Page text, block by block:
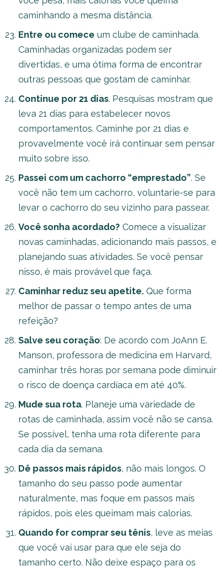
caminhando a mesma distância.
Entre ou comece um clube de caminhada.
Caminhadas organizadas podem ser
divertidas, e uma ótima forma de encontrar
outras pessoas que gostam de caminhar.
Continue por 21 dias. Pesquisas mostram que
leva 21 dias para estabelecer novos
comportamentos. Caminhe por 21 dias e
provavelmente você irá continuar sem pensar
muito sobre isso.
Passei com um cachorro “emprestado”. Se
você não tem um cachorro, voluntarie-se para
levar o cachorro do seu vizinho para passear.
Você sonha acordado? Comece a visualizar
novas caminhadas, adicionando mais passos, e
planejando suas atividades. Se você pensar
nisso, é mais provável que faça.
Caminhar reduz seu apetite. Que forma
melhor de passar o tempo antes de uma
refeição?
Salve seu coração: De acordo com JoAnn E.
Manson, professora de medicina em Harvard,
caminhar três horas por semana pode diminuir
o risco de doença cardíaca em até 40%.
Mude sua rota. Planeje uma variedade de
rotas de caminhada, assim você não se cansa.
Se possível, tenha uma rota diferente para
cada dia da semana.
Dê passos mais rápidos, não mais longos. O
tamanho do seu passo pode aumentar
naturalmente, mas foque em passos mais
rápidos, pois eles queimam mais calorias.
Quando for comprar seu tênis, leve as meias
que você vai usar para que ele seja do
tamanho certo. Não deixe espaço para os